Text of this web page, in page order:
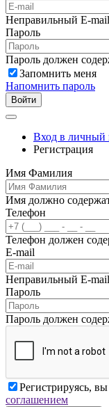
Неправильный E-mail
Пароль
Пароль должен
Запомнить меня
Напомнить пароль
Войти
Вход в личный
Регистрация
Имя Фамилия
Имя должно
Телефон
Телефон должен
E-mail
Неправильный E-mail
Пароль
Пароль должен
Регистрируясь, вы
соглашением